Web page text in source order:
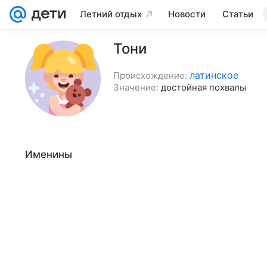
Летний отдых Новости Статьи
Тони
Происхождение: латинское
Значение: достойная похвалы
Именины